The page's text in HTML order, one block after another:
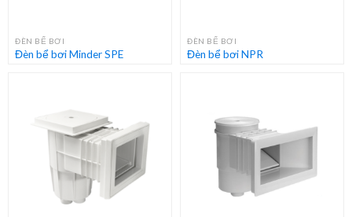
ĐÈN BỂ BƠI
Đèn bể bơi Minder SPE
ĐÈN BỂ BƠI
Đèn bể bơi NPR